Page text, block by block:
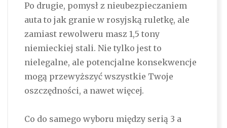
Po drugie, pomysł z nieubezpieczaniem
auta to jak granie w rosyjską ruletkę, ale
zamiast rewolweru masz 1,5 tony
niemieckiej stali. Nie tylko jest to
nielegalne, ale potencjalne konsekwencje
mogą przewyższyć wszystkie Twoje
oszczędności, a nawet więcej.
Co do samego wyboru między serią 3 a